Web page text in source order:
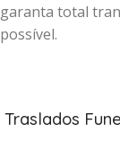
garanta total
possível.
Traslados